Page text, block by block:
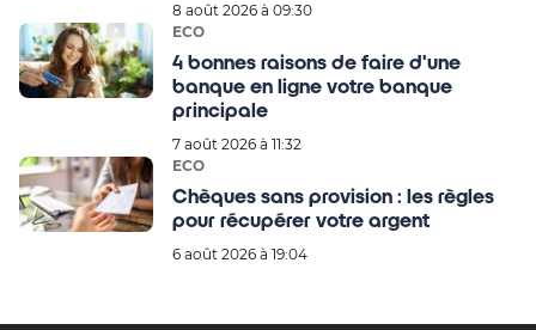
8 août 2026 à 09:30
ECO
4 bonnes raisons de faire d'une
banque en ligne votre banque
principale
7 août 2026 à 11:32
ECO
Chèques sans provision : les règles
pour récupérer votre argent
6 août 2026 à 19:04